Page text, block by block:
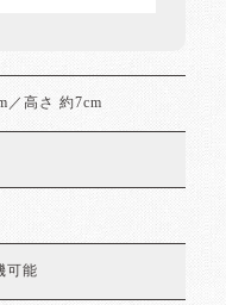
／高さ 約7cm
可能